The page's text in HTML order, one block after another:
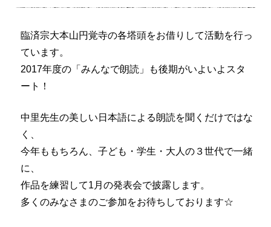
臨済宗大本山円覚寺の各塔頭をお借りして活動を行っ
ています。
2017年度の「みんなで朗読」も後期がいよいよスタ
ート！
中里先生の美しい日本語による朗読を聞くだけではな
く、
今年ももちろん、子ども・学生・大人の３世代で一緒
に、
作品を練習して1月の発表会で披露します。
多くのみなさまのご参加をお待ちしております☆